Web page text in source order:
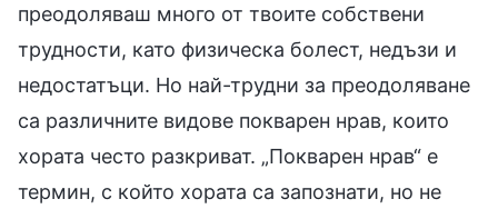
преодоляваш много от твоите собствени
трудности, като физическа болест, недъзи и
недостатъци. Но най-трудни за преодоляване
са различните видове покварен нрав, които
хората често разкриват. „Покварен нрав“ е
термин, с който хората са запознати, но не